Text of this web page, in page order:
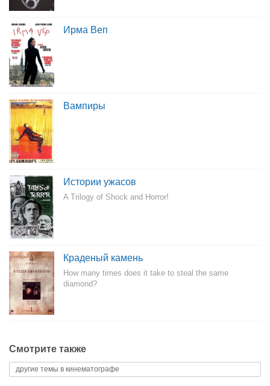
Ирма Веп
Вампиры
Истории ужасов
A Trilogy of Shock and Horror!
Краденый камень
How many times does it take to steal the same
diamond?
Смотрите также
другие темы в кинематографе